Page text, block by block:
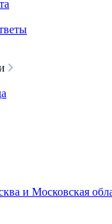
и Московская